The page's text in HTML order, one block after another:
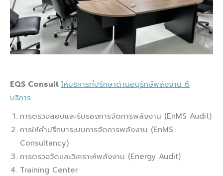
EQS Consult ให้บริการที่ปรึกษาด้านอนุรักษ์พลังงาน 6
บริการ
การตรวจสอบและรับรองการจัดการพลังงาน (EnMS Audit)
การให้คำปรึกษาระบบการจัดการพลังงาน (EnMS
Consultancy)
การตรวจวัดและวิเคราะห์พลังงาน (Energy Audit)
Training Center